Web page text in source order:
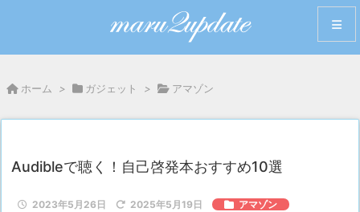
サイド
ホーム > ガジェット > アマゾン
Audibleで聴く！自己啓発本おすすめ10選
2023年5月26日 2025年5月19日
アマゾン